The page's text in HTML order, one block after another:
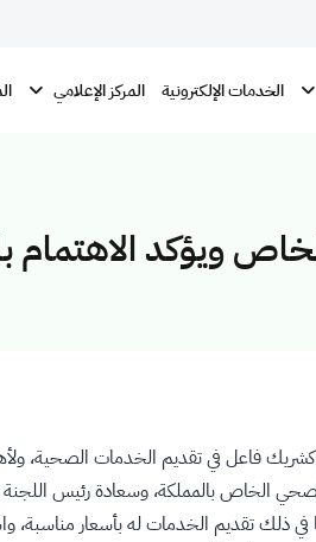
الخدمات الإلكترونية المركز الإعلامي
ويؤكد الاهتمام
فاعل في تقديم الخدمات الصحية،
الخاص بالمملكة، وسعادة رئيس
ذلك تقديم الخدمات له بأسعار